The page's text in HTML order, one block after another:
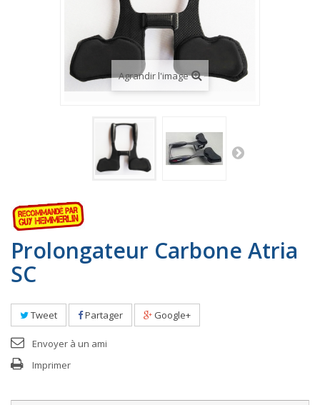
Agrandir l'image
Prolongateur Carbone Atria
SC
Tweet Partager Google+
Envoyer à un ami
Imprimer